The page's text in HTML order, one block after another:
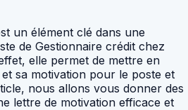
un élément clé dans une
de Gestionnaire crédit chez
elle permet de mettre en
sa motivation pour le poste et
nous allons vous donner des
lettre de motivation efficace et